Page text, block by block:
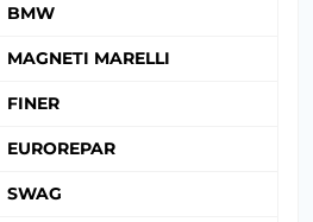
BMW
MAGNETI MARELLI
FINER
EUROREPAR
SWAG